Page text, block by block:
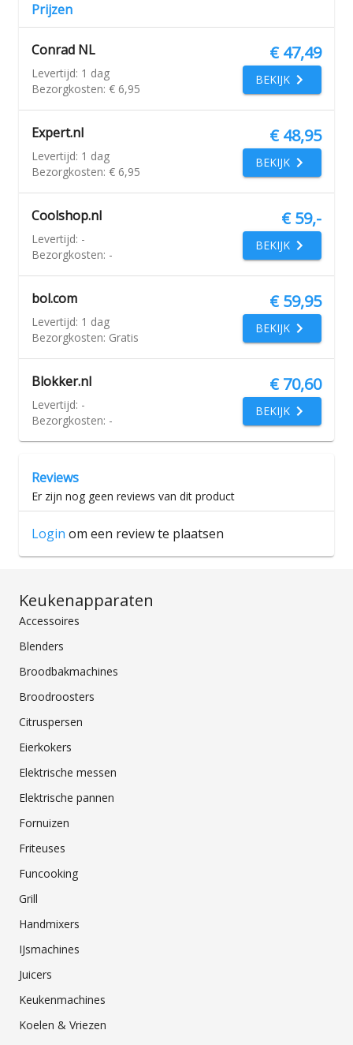
Prijzen
Conrad NL € 47,49
BEKIJK
Levertijd: 1 dag
Bezorgkosten: € 6,95
Expert.nl € 48,95
BEKIJK
Levertijd: 1 dag
Bezorgkosten: € 6,95
Coolshop.nl € 59,-
BEKIJK
Levertijd: -
Bezorgkosten: -
bol.com € 59,95
BEKIJK
Levertijd: 1 dag
Bezorgkosten: Gratis
Blokker.nl € 70,60
BEKIJK
Levertijd: -
Bezorgkosten: -
Reviews
Er zijn nog geen reviews van dit product
Login om een review te plaatsen
Keukenapparaten
Accessoires
Blenders
Broodbakmachines
Broodroosters
Citruspersen
Eierkokers
Elektrische messen
Elektrische pannen
Fornuizen
Friteuses
Funcooking
Grill
Handmixers
IJsmachines
Juicers
Keukenmachines
Koelen & Vriezen